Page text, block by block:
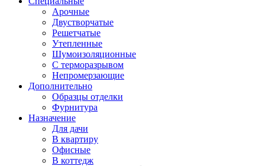
Арочные
Двустворчатые
Решетчатые
Утепленные
Шумоизоляционные
С терморазрывом
Непромерзающие
Дополнительно
Образцы отделки
Фурнитура
Назначение
Для дачи
В квартиру
Офисные
В коттедж